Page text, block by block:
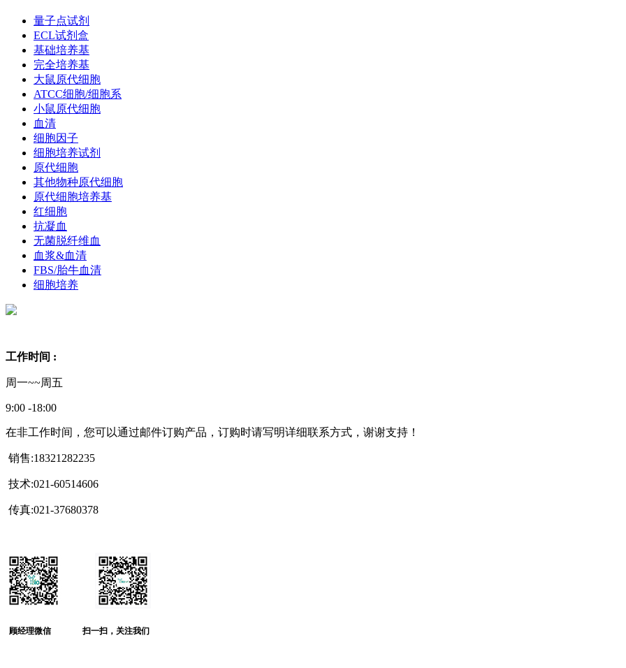
量子点试剂
ECL试剂盒
基础培养基
完全培养基
大鼠原代细胞
ATCC细胞/细胞系
小鼠原代细胞
血清
细胞因子
细胞培养试剂
原代细胞
其他物种原代细胞
原代细胞培养基
红细胞
抗凝血
无菌脱纤维血
血浆&血清
FBS/胎牛血清
细胞培养
工作时间 :
周一~~周五
9:00 -18:00
在非工作时间，您可以通过邮件订购产品，订购时请写明详细联系方式，谢谢支持！
销售:18321282235
技术:021-60514606
传真:021-37680378
顾经理微信 扫一扫，关注我们